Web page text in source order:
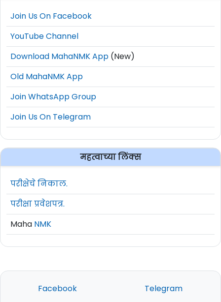
Join Us On Facebook
YouTube Channel
Download MahaNMK App (New)
Old MahaNMK App
Join WhatsApp Group
Join Us On Telegram
महत्वाच्या लिंक्स
परीक्षेचे निकाल.
परीक्षा प्रवेशपत्र.
Maha NMK
Facebook Telegram